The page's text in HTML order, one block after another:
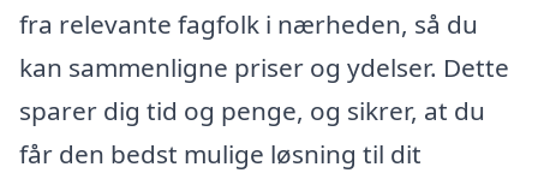
fra relevante fagfolk i nærheden, så du
kan sammenligne priser og ydelser. Dette
sparer dig tid og penge, og sikrer, at du
får den bedst mulige løsning til dit